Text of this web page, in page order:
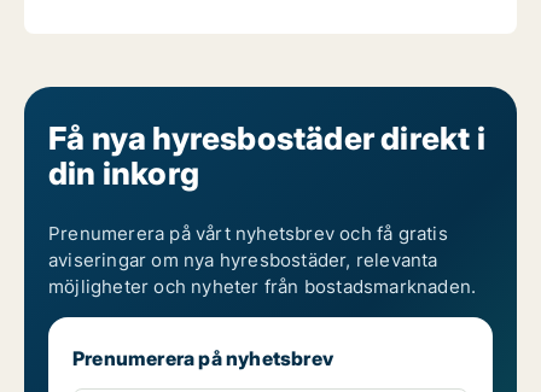
Få nya hyresbostäder direkt i
din inkorg
Prenumerera på vårt nyhetsbrev och få gratis
aviseringar om nya hyresbostäder, relevanta
möjligheter och nyheter från bostadsmarknaden.
Prenumerera på nyhetsbrev